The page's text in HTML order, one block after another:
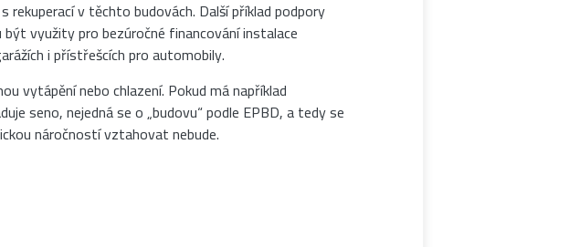
v těchto budovách. Další příklad podpory
využity pro bezúročné financování instalace
i přístřešcích pro automobily.
vytápění nebo chlazení. Pokud má například
seno, nejedná se o „budovu“ podle EPBD, a tedy se
náročností vztahovat nebude.